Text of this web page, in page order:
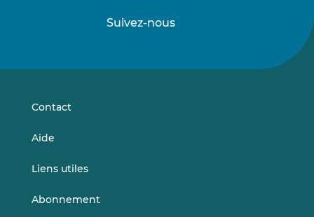
Suivez-nous
sursur
Contact
Aide
Liens utiles
Abonnement